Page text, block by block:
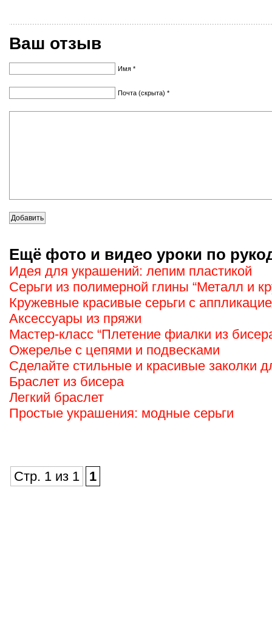
Ваш отзыв
Имя *
Почта (скрыта) *
Ещё фото и видео уроки по
Идея для украшений: лепим пластикой
Серьги из полимерной глины “Металл и
Кружевные красивые серьги с
Аксессуары из пряжи
Мастер-класс “Плетение фиалки из
Ожерелье с цепями и подвесками
Сделайте стильные и красивые заколки
Браслет из бисера
Легкий браслет
Простые украшения: модные серьги
Стр. 1 из 1 1